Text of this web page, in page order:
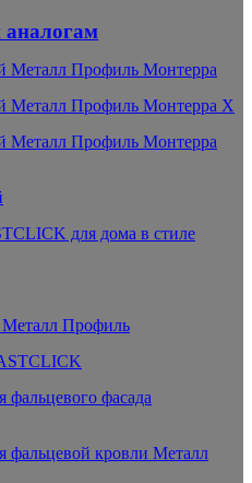
Металл Профиль Монтерра
Металл Профиль Монтерра X
Металл Профиль Монтерра
для дома в стиле
Металл Профиль
фасада
фальцевой кровли Металл